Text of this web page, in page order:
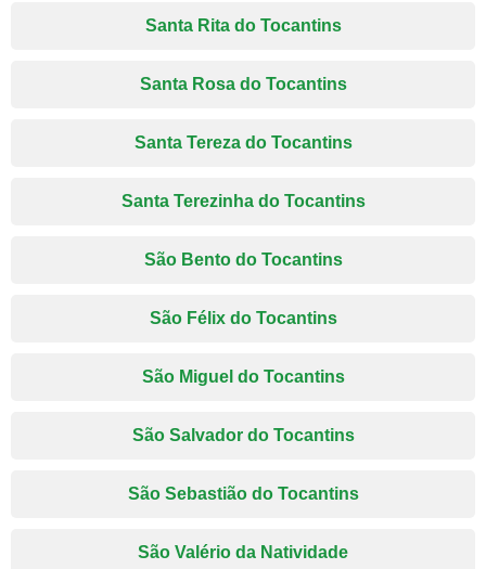
Santa Rita do Tocantins
Santa Rosa do Tocantins
Santa Tereza do Tocantins
Santa Terezinha do Tocantins
São Bento do Tocantins
São Félix do Tocantins
São Miguel do Tocantins
São Salvador do Tocantins
São Sebastião do Tocantins
São Valério da Natividade